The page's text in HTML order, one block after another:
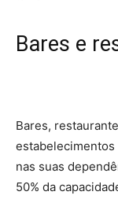
Bares e
Bares,
nas suas
50% da